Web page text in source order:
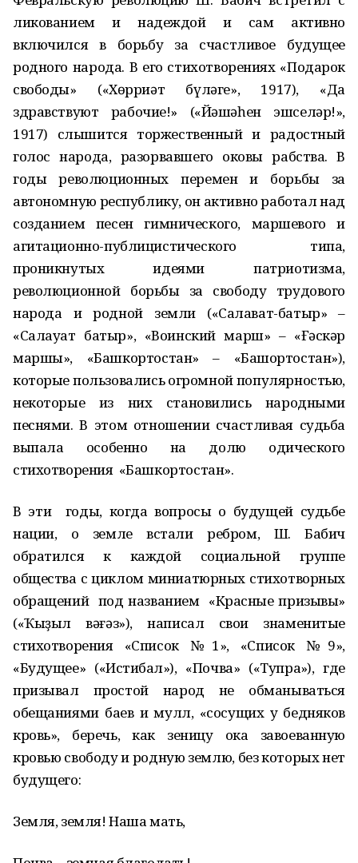
ликованием и надеждой и сам активно
включился в борьбу за счастливое будущее
родного народа. В его стихотворениях «Подарок
свободы» («Хөрриәт бүләге», 1917), «Да
здравствуют рабочие!» («Йәшәһен эшселәр!»,
1917) слышится торжественный и радостный
голос народа, разорвавшего оковы рабства. В
годы революционных перемен и борьбы за
автономную республику, он активно работал над
созданием песен гимнического, маршевого и
агитационно-публицистического типа,
проникнутых идеями патриотизма,
революционной борьбы за свободу трудового
народа и родной земли («Салават-батыр» –
«Салауат батыр», «Воинский марш» – «Ғәскәр
маршы», «Башкортостан» – «Башҡортостан»),
которые пользовались огромной популярностью,
некоторые из них становились народными
песнями. В этом отношении счастливая судьба
выпала особенно на долю одического
стихотворения «Башкортостан».
В эти годы, когда вопросы о будущей судьбе
нации, о земле встали ребром, Ш. Бабич
обратился к каждой социальной группе
общества с циклом миниатюрных стихотворных
обращений под названием «Красные призывы»
(«Ҡыҙыл вәғәз»), написал свои знаменитые
стихотворения «Список №1», «Список №9»,
«Будущее» («Истиҡбал»), «Почва» («Тупраҡ»), где
призывал простой народ не обманываться
обещаниями баев и мулл, «сосущих у бедняков
кровь», беречь, как зеницу ока завоеванную
кровью свободу и родную землю, без которых нет
будущего:
Земля, земля! Наша мать,